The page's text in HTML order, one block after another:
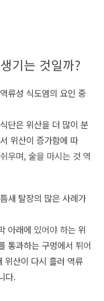
생기는 것일까?
류성 식도염의 요인 중
단은 위산을 더 많이 분
위산이 증가함에 따
우며, 술을 마시는 것 역
새 탈장의 많은 사례가
아래에 있어야 하는 위
통과하는 구멍에서 튀어
위산이 다시 흘러 역류
다.